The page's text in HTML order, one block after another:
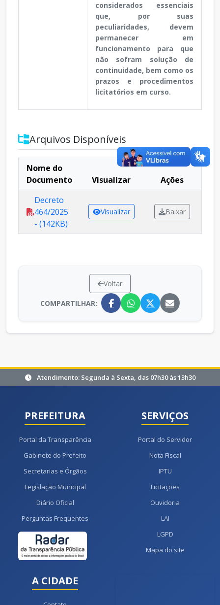
considerados essenciais
que, por suas
peculiaridades, devem
permanecer em
funcionamento para que
não sofram solução de
continuidade, bem como os
prazos e procedimentos
licitatórios em curso.
Arquivos Disponíveis
Nome do
Documento
Visualizar
Ações
Decreto
464/2025
- (142KB)
Visualizar Baixar
Voltar
COMPARTILHAR:
Atendimento: Segunda à Sexta, das 07h30 às 13h30
PREFEITURA
Portal da Transparência
Gabinete do Prefeito
Secretarias e Órgãos
Legislação Municipal
Diário Oficial
Perguntas Frequentes
SERVIÇOS
Portal do Servidor
Nota Fiscal
IPTU
Licitações
Ouvidoria
LAI
LGPD
Mapa do site
A CIDADE